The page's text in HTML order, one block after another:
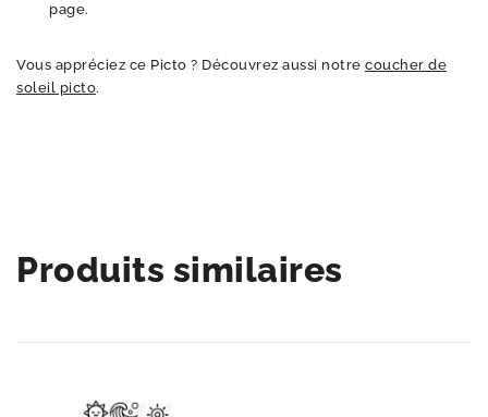
page.
Vous appréciez ce Picto ? Découvrez aussi notre coucher de
soleil picto.
Produits similaires